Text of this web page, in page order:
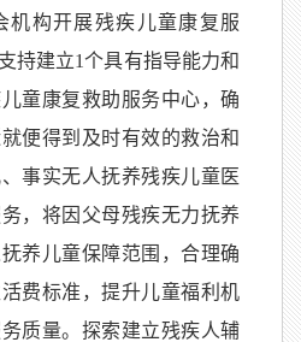
机构开展残疾儿童康复服
持建立1个具有指导能力和
童康复救助服务中心，确
便得到及时有效的救治和
事实无人抚养残疾儿童医
，将因父母残疾无力抚养
养儿童保障范围，合理确
费标准，提升儿童福利机
质量。探索建立残疾人辅